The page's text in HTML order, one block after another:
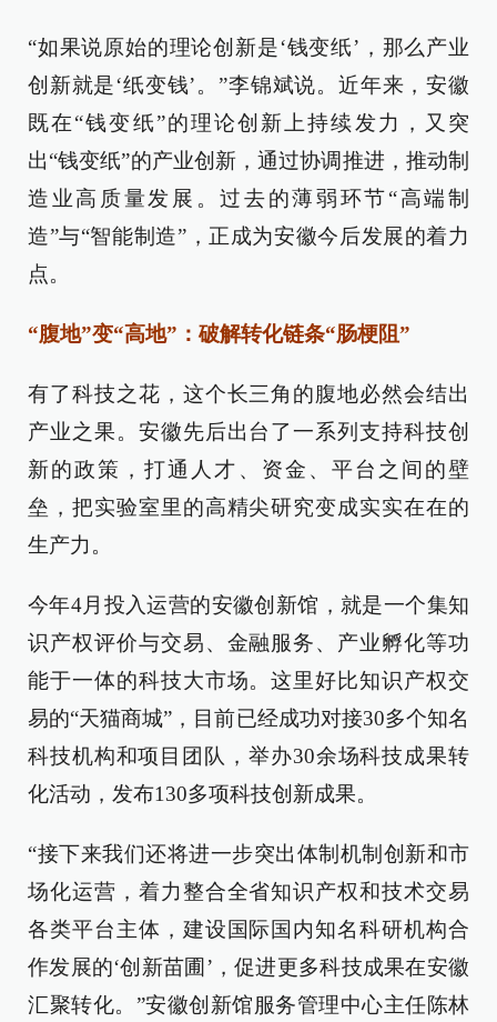
“如果说原始的理论创新是‘钱变纸’，那么产业
创新就是‘纸变钱’。”李锦斌说。近年来，安徽
既在“钱变纸”的理论创新上持续发力，又突
出“钱变纸”的产业创新，通过协调推进，推动制
造业高质量发展。过去的薄弱环节“高端制
造”与“智能制造”，正成为安徽今后发展的着力
点。
“腹地”变“高地”：破解转化链条“肠梗阻”
有了科技之花，这个长三角的腹地必然会结出
产业之果。安徽先后出台了一系列支持科技创
新的政策，打通人才、资金、平台之间的壁
垒，把实验室里的高精尖研究变成实实在在的
生产力。
今年4月投入运营的安徽创新馆，就是一个集知
识产权评价与交易、金融服务、产业孵化等功
能于一体的科技大市场。这里好比知识产权交
易的“天猫商城”，目前已经成功对接30多个知名
科技机构和项目团队，举办30余场科技成果转
化活动，发布130多项科技创新成果。
“接下来我们还将进一步突出体制机制创新和市
场化运营，着力整合全省知识产权和技术交易
各类平台主体，建设国际国内知名科研机构合
作发展的‘创新苗圃’，促进更多科技成果在安徽
汇聚转化。”安徽创新馆服务管理中心主任陈林